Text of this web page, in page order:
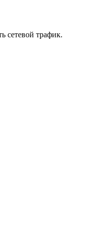
сетевой трафик.